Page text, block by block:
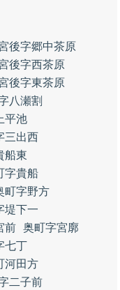
後字郷中茶原
後字西茶原
後字東茶原
八瀬割
平池
三出西
船東
字貴船
町字野方
堤下一
前 奥町字宮廓
七丁
河田方
二子前